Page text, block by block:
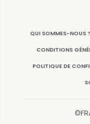
QUI SOMMES-NOUS ?
CONDITIONS
POLITIQUE DE